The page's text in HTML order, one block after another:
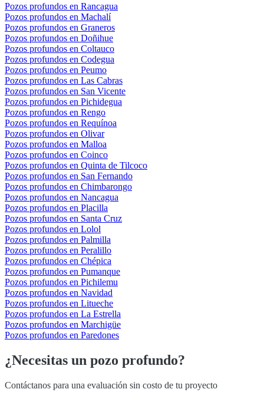
Pozos profundos en Rancagua
Pozos profundos en Machalí
Pozos profundos en Graneros
Pozos profundos en Doñihue
Pozos profundos en Coltauco
Pozos profundos en Codegua
Pozos profundos en Peumo
Pozos profundos en Las Cabras
Pozos profundos en San Vicente
Pozos profundos en Pichidegua
Pozos profundos en Rengo
Pozos profundos en Requínoa
Pozos profundos en Olivar
Pozos profundos en Malloa
Pozos profundos en Coinco
Pozos profundos en Quinta de Tilcoco
Pozos profundos en San Fernando
Pozos profundos en Chimbarongo
Pozos profundos en Nancagua
Pozos profundos en Placilla
Pozos profundos en Santa Cruz
Pozos profundos en Lolol
Pozos profundos en Palmilla
Pozos profundos en Peralillo
Pozos profundos en Chépica
Pozos profundos en Pumanque
Pozos profundos en Pichilemu
Pozos profundos en Navidad
Pozos profundos en Litueche
Pozos profundos en La Estrella
Pozos profundos en Marchigüe
Pozos profundos en Paredones
¿Necesitas un pozo profundo?
Contáctanos para una evaluación sin costo de tu proyecto